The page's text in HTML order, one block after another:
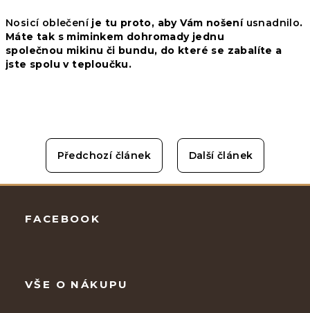
Nosicí oblečeníje tu proto, aby Vám nošení usnadnilo.
Máte tak s miminkem dohromady jednu
společnou mikinu či bundu, do které se zabalíte a
jste spolu v teploučku.
Předchozí článek Další článek
FACEBOOK
VŠE O NÁKUPU